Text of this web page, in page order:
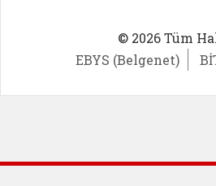
© 2026 Tüm
EBYS (Belgenet)